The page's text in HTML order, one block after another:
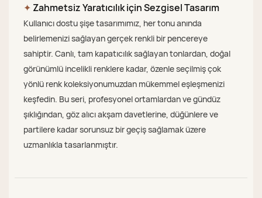
✦ Zahmetsiz Yaratıcılık için Sezgisel Tasarım
Kullanıcı dostu şişe tasarımımız, her tonu anında
belirlemenizi sağlayan gerçek renkli bir pencereye
sahiptir. Canlı, tam kapatıcılık sağlayan tonlardan, doğal
görünümlü incelikli renklere kadar, özenle seçilmiş çok
yönlü renk koleksiyonumuzdan mükemmel eşleşmenizi
keşfedin. Bu seri, profesyonel ortamlardan ve gündüz
şıklığından, göz alıcı akşam davetlerine, düğünlere ve
partilere kadar sorunsuz bir geçiş sağlamak üzere
uzmanlıkla tasarlanmıştır.